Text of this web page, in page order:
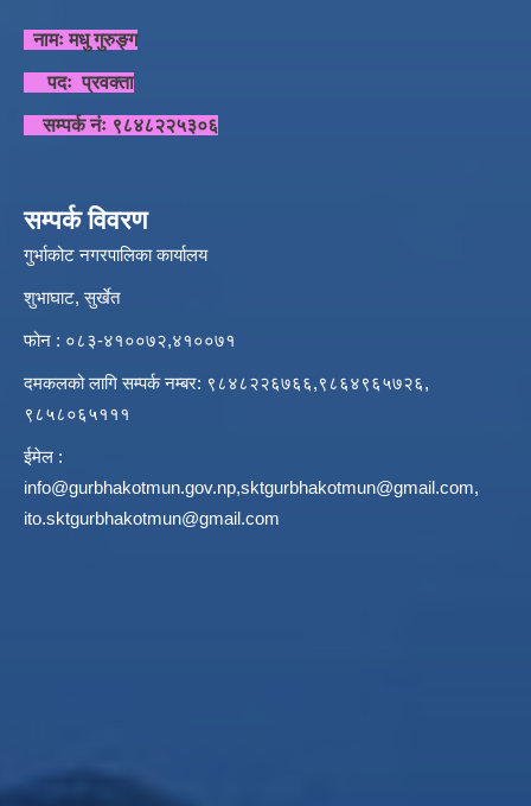
नामः मधु गुरुङ्ग
पदः प्रवक्ता
सम्पर्क नंः ९८४८२२५३०६
सम्पर्क विवरण
गुर्भाकोट नगरपालिका कार्यालय
शुभाघाट, सुर्खेत
फोन : ०८३-४१००७२,४१००७१
दमकलको लागि सम्पर्क नम्बर: ९८४८२२६७६६,९८६४९६५७२६,
९८५८०६५१११
ईमेल :
info@gurbhakotmun.gov.np,sktgurbhakotmun@gmail.com,
ito.sktgurbhakotmun@gmail.com